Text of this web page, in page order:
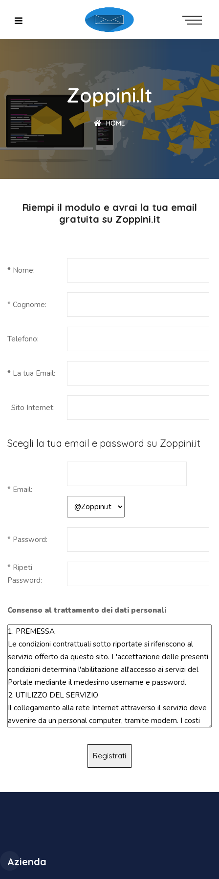
Zoppini.it
HOME
Riempi il modulo e avrai la tua email
gratuita su Zoppini.it
* Nome:
* Cognome:
Telefono:
* La tua Email:
Sito Internet:
Scegli la tua email e password su Zoppini.it
* Email:
* Password:
* Ripeti
Password:
Consenso al trattamento dei dati personali
Registrati
Azienda